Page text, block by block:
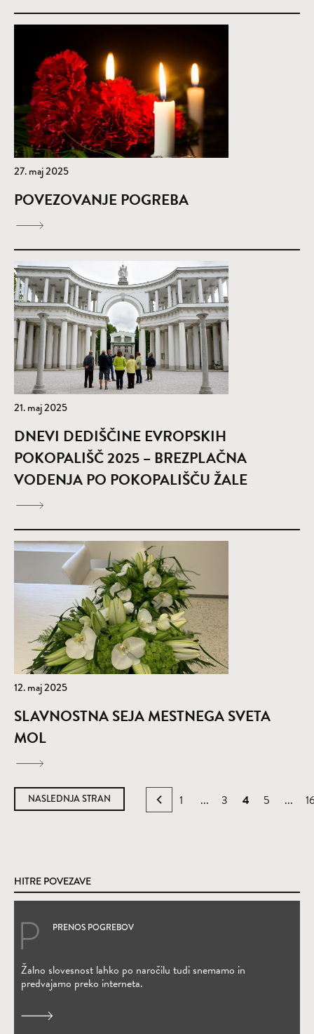
27. maj 2025
POVEZOVANJE POGREBA
21. maj 2025
DNEVI DEDIŠČINE EVROPSKIH
POKOPALIŠČ 2025 – BREZPLAČNA
VODENJA PO POKOPALIŠČU ŽALE
12. maj 2025
SLAVNOSTNA SEJA MESTNEGA SVETA
MOL
NASLEDNJA STRAN 1 ... 3 4 5 ...
HITRE POVEZAVE
PRENOS POGREBOV
Žalno slovesnost lahko po naročilu tudi snemamo in
predvajamo preko interneta.
(Odpre se v novem oknu)